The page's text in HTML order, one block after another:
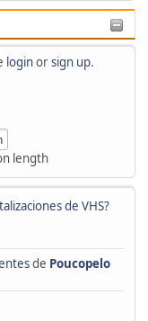
loginorsign up.
length
de VHS?
de Poucopelo